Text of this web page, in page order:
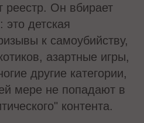
реестр. Он вбирает
это детская
к самоубийству,
азартные игры,
другие категории,
мере не попадают в
контента.